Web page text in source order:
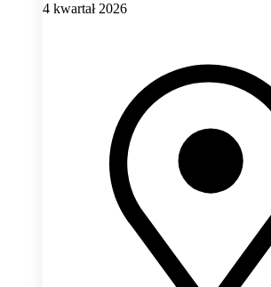
4 kwartał 2026